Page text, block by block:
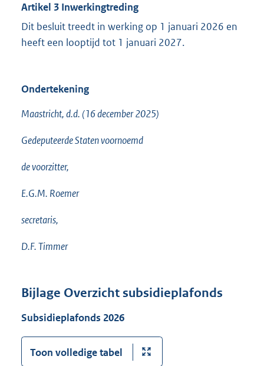
Artikel 3 Inwerkingtreding
Dit besluit treedt in werking op 1 januari 2026 en
heeft een looptijd tot 1 januari 2027.
Ondertekening
Maastricht, d.d. (16 december 2025)
Gedeputeerde Staten voornoemd
de voorzitter,
E.G.M. Roemer
secretaris,
D.F. Timmer
Bijlage Overzicht subsidieplafonds
Subsidieplafonds 2026
Toon volledige tabel